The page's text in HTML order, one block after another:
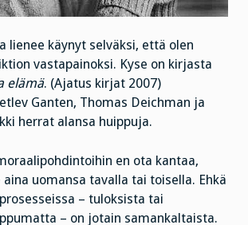
lienee käynyt selväksi, että olen
vastapainoksi. Kyse on kirjasta
elämä. (Ajatus kirjat 2007)
Ganten, Thomas Deichman ja
herrat alansa huippuja.
en ota kantaa,
uomansa tavalla tai toisella. Ehkä
– tuloksista tai
– on jotain samankaltaista.